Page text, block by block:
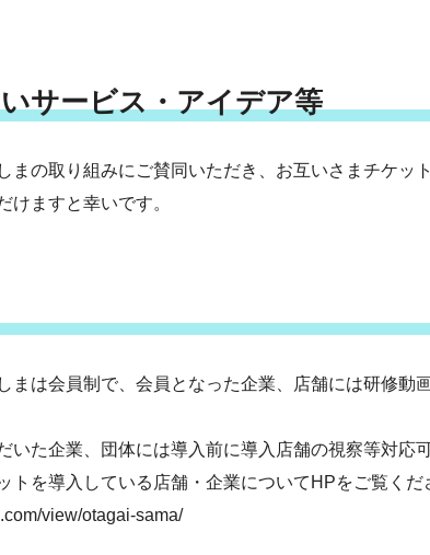
サービス・アイデア等
まの取り組みにご賛同いただき、お互いさまチケ
けますと幸いです。
まは会員制で、会員となった企業、店舗には研修
いた企業、団体には導入前に導入店舗の視察等対応可
トを導入している店舗・企業についてHPをご覧くだ
view/otagai-sama/